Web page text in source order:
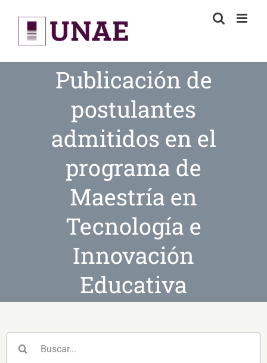
content
Publicación de
postulantes
admitidos en el
programa de
Maestría en
Tecnología e
Innovación
Educativa